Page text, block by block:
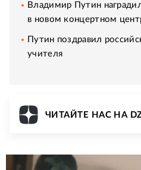
Владимир Путин
в новом концертном
Путин поздравил
учителя
ЧИТАЙТЕ НАС НА